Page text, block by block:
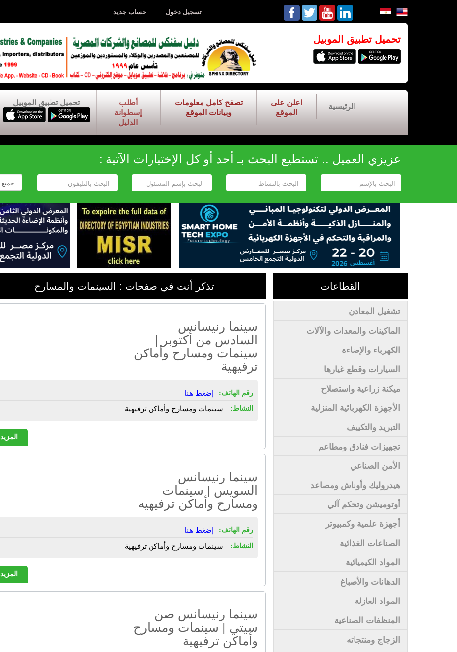
تسجيل دخول حساب جديد
تحميل تطبيق الموبيل
الرئيسية
اعلن على
الموقع
تصفح كامل معلومات
وبيانات الموقع
أطلب
إسطوانة
الدليل
تحميل تطبيق الموبيل
عزيزي العميل .. تستطيع البحث بـ أحد أو كل الإختيارات الآتية :
القطاعات
تشغيل المعادن
الماكينات والمعدات والآلات
الكهرباء والإضاءة
السيارات وقطع غيارها
ميكنة زراعية واستصلاح
الأجهزة الكهربائية المنزلية
التبريد والتكييف
تجهيزات فنادق ومطاعم
الأمن الصناعي
هيدروليك وأوناش ومصاعد
أوتوميشن وتحكم آلي
أجهزة علمية وكمبيوتر
الصناعات الغذائية
المواد الكيميائية
الدهانات والأصباغ
المواد العازلة
المنظفات الصناعية
الزجاج ومنتجاته
تذكر أنت في صفحات : السينمات والمسارح
سينما رنيسانس
السادس من أكتوبر |
سينمات ومسارح وأماكن
ترفيهية
رقم الهاتف: إضغط هنا
النشاط: سينمات ومسارح وأماكن ترفيهية
المزيد
سينما رنيسانس
السويس | سينمات
ومسارح وأماكن ترفيهية
رقم الهاتف: إضغط هنا
النشاط: سينمات ومسارح وأماكن ترفيهية
المزيد
سينما رنيسانس صن
سيتي | سينمات ومسارح
وأماكن ترفيهية